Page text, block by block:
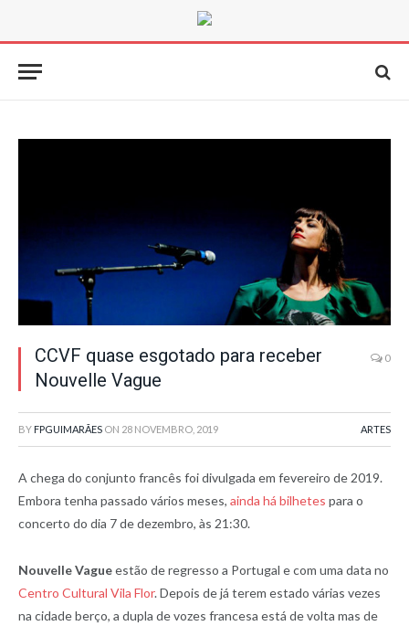
CCVF quase esgotado para receber
Nouvelle Vague
0
BY FPGUIMARÃES ON 28 NOVEMBRO, 2019 ARTES
A chega do conjunto francês foi divulgada em fevereiro de 2019.
Embora tenha passado vários meses, ainda há bilhetes para o
concerto do dia 7 de dezembro, às 21:30.
Nouvelle Vagueestão de regresso a Portugal e com uma data no
Centro Cultural Vila Flor. Depois de já terem estado várias vezes
na cidade berço, a dupla de vozes francesa está de volta mas de